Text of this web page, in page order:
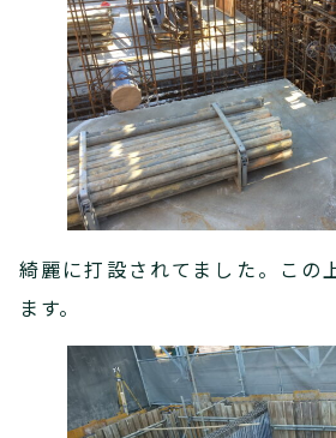
綺麗に打設されてました。この
ます。